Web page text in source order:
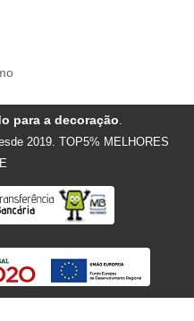
para a decoração.
2019. TOP5% MELHORES